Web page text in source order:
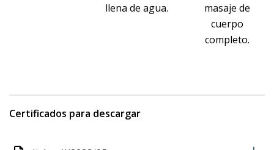
llena de agua.
masaje de
cuerpo
completo.
Certificados para descargar